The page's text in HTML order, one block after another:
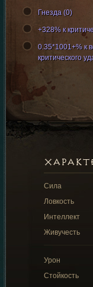
Гнезда (0)
+328% к
0.35*1001+% к
критического
Сила
Ловкость
Интеллект
Живучесть
Урон
Стойкость